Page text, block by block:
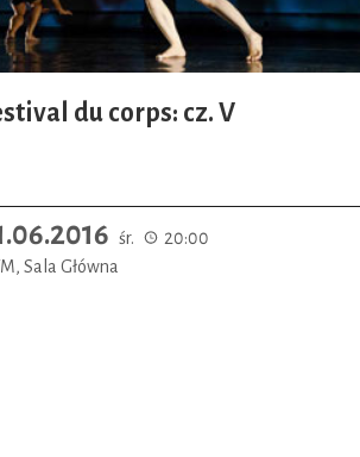
du corps: cz. V
śr.
20:00
Sala Główna